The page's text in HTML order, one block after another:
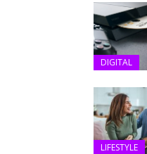
DIGITAL
LIFESTYLE